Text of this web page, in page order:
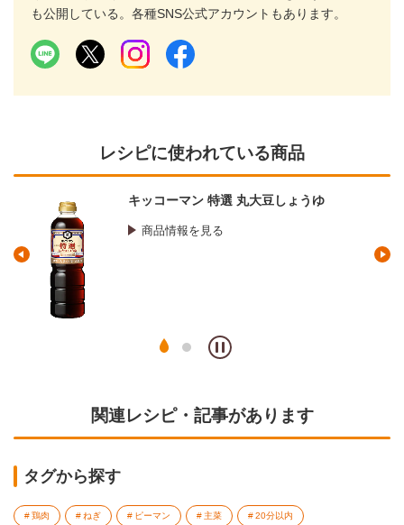
も公開している。各種SNS公式アカウントもあります。
レシピに使われている商品
キッコーマン 特選 丸大豆しょうゆ
商品情報を見る
関連レシピ・記事があります
タグから探す
鶏肉 ねぎ ピーマン 主菜 20分以内